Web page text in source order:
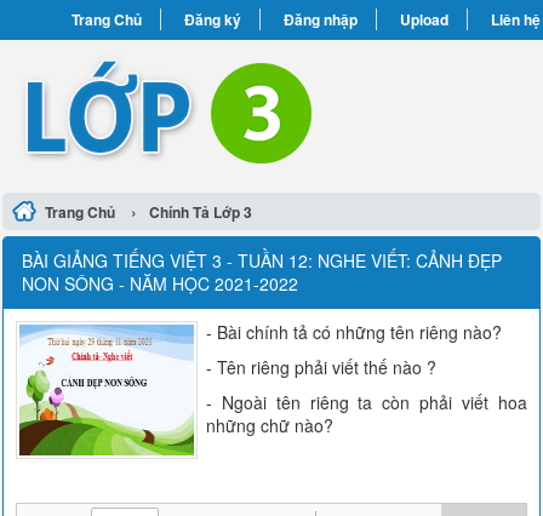
Trang Chủ Đăng ký Đăng nhập Upload Liên hệ
Trang Chủ › Chính Tả Lớp 3
BÀI GIẢNG TIẾNG VIỆT 3 - TUẦN 12: NGHE VIẾT: CẢNH ĐẸP
NON SÔNG - NĂM HỌC 2021-2022
- Bài chính tả có những tên riêng nào?
- Tên riêng phải viết thế nào ?
- Ngoài tên riêng ta còn phải viết hoa
những chữ nào?